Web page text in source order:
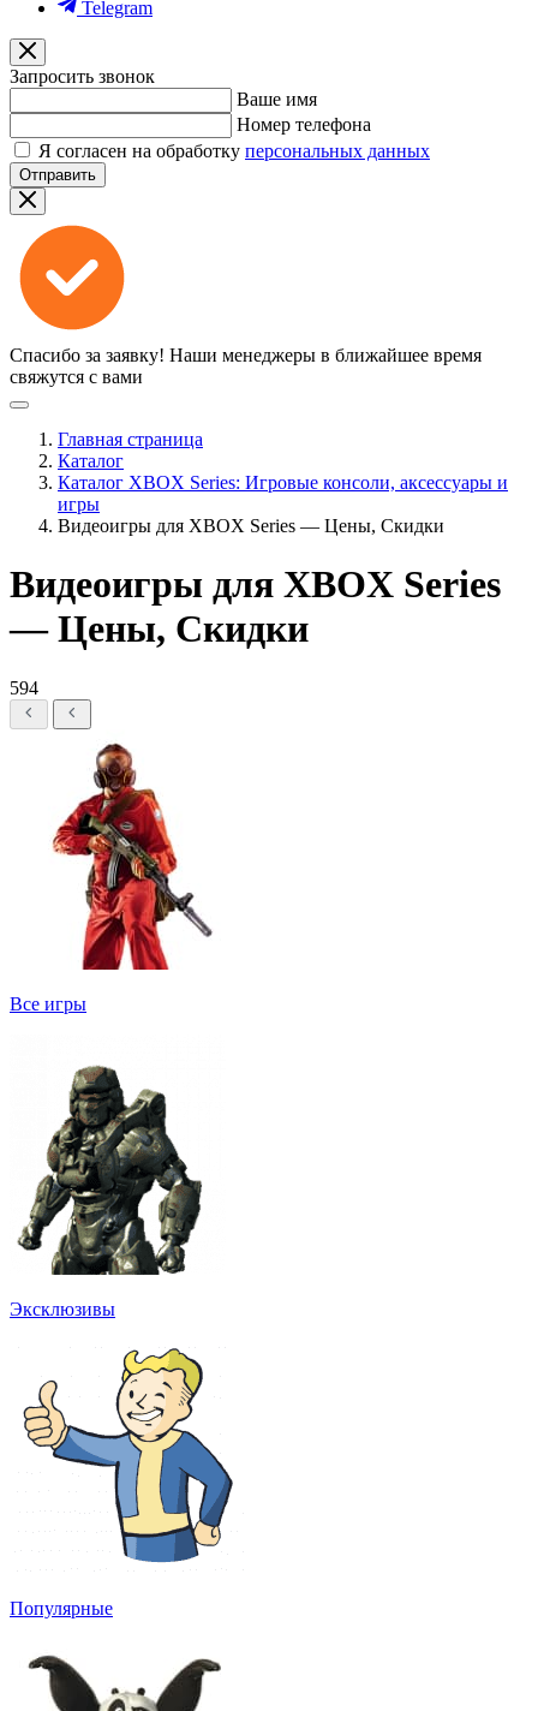
Telegram
Запросить звонок
Ваше имя
Номер телефона
Я согласен на обработку персональных данных
Отправить
Спасибо за заявку! Наши менеджеры в ближайшее время
свяжутся с вами
Главная страница
Каталог
Каталог XBOX Series: Игровые консоли, аксессуары и
игры
Видеоигры для XBOX Series — Цены, Скидки
Видеоигры для XBOX Series
— Цены, Скидки
594
Все игры
Эксклюзивы
Популярные